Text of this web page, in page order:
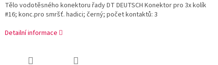
Tělo vodotěsného konektoru řady DT DEUTSCH Konektor pro 3x kolík
#16; konc.pro smršť. hadici; černý; počet kontaktů: 3
Detailní informace